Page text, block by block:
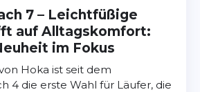
7 – Leichtfüßige
auf Alltagskomfort:
im Fokus
Hoka ist seit dem
4 die erste Wahl für Läufer, die